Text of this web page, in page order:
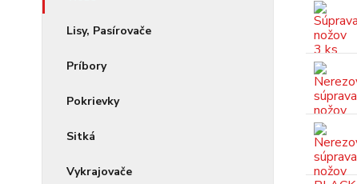
Lisy, Pasírovače
Príbory
Pokrievky
Sitká
Vykrajovače